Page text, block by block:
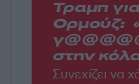
Τραμπ
Ορμούζ:
στην
Συνεχίζει να